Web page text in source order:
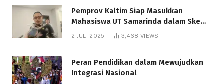
Pemprov Kaltim Siap Masukkan
Mahasiswa UT Samarinda dalam Skema
Bantuan Pendidikan Gratispol
2 JULI 2025 3,468 VIEWS
Peran Pendidikan dalam Mewujudkan
Integrasi Nasional